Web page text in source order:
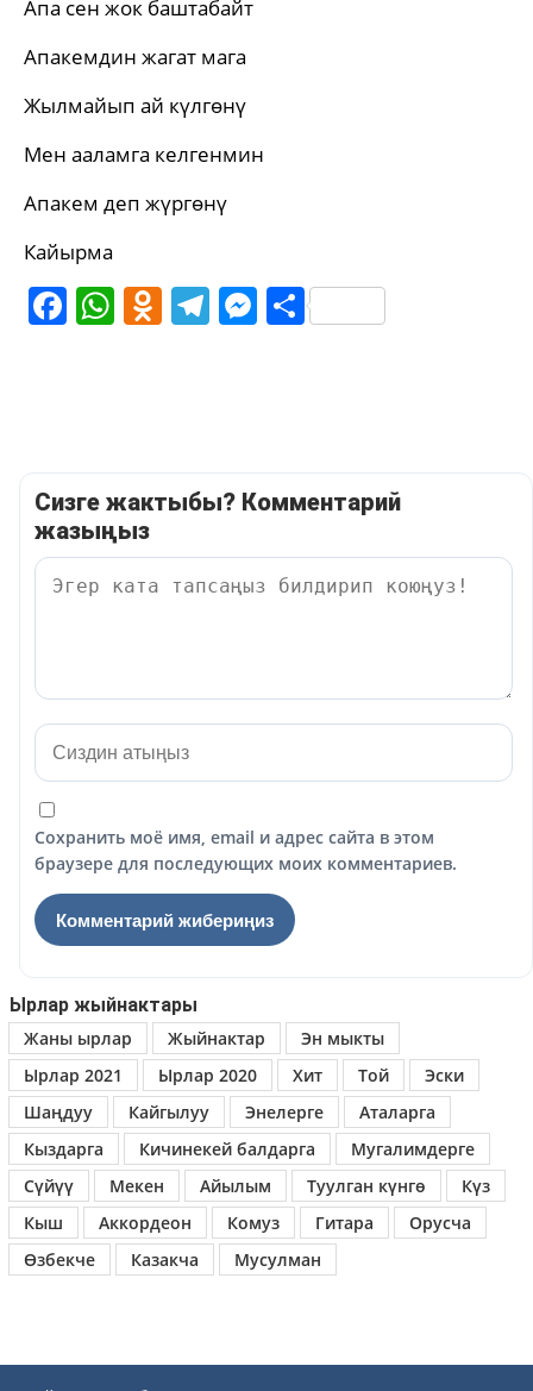
Апа сен жок баштабайт
Апакемдин жагат мага
Жылмайып ай күлгөнү
Мен ааламга келгенмин
Апакем деп жүргөнү
Кайырма
Facebook
WhatsApp
Odnoklassniki
Telegram
Messenger
Share
Сизге жактыбы? Комментарий
жазыңыз
Сохранить моё имя, email и адрес сайта в этом
браузере для последующих моих комментариев.
Ырлар жыйнактары
Жаны ырлар
Жыйнактар
Эн мыкты
Ырлар 2021
Ырлар 2020 Хит Той
Эски
Шаңдуу
Кайгылуу Энелерге
Аталарга
Кыздарга
Кичинекей балдарга
Мугалимдерге
Сүйүү
Мекен Айылым Туулган күнгө
Күз
Кыш
Аккордеон Комуз Гитара
Орусча
Өзбекче
Казакча Мусулман